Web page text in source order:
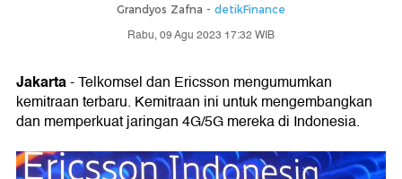
Grandyos Zafna - detikFinance
Rabu, 09 Agu 2023 17:32 WIB
Jakarta- Telkomsel dan Ericsson mengumumkan
kemitraan terbaru. Kemitraan ini untuk mengembangkan
dan memperkuat jaringan 4G/5G mereka di Indonesia.